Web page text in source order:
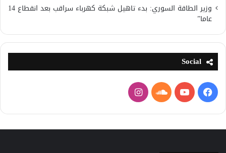
وزير الطاقة السوري: بدء تاهيل شبكة كهرباء سراقب بعد انقطاع 14
عاما”
Social
فيسبوكيوتيوبساوند
كلاود
انستقرام